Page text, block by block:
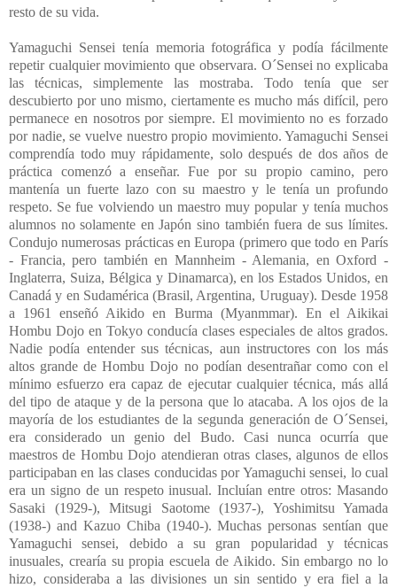
resto de su vida.
Yamaguchi Sensei tenía memoria fotográfica y podía fácilmente
repetir cualquier movimiento que observara. O´Sensei no explicaba
las técnicas, simplemente las mostraba. Todo tenía que ser
descubierto por uno mismo, ciertamente es mucho más difícil, pero
permanece en nosotros por siempre. El movimiento no es forzado
por nadie, se vuelve nuestro propio movimiento. Yamaguchi Sensei
comprendía todo muy rápidamente, solo después de dos años de
práctica comenzó a enseñar. Fue por su propio camino, pero
mantenía un fuerte lazo con su maestro y le tenía un profundo
respeto. Se fue volviendo un maestro muy popular y tenía muchos
alumnos no solamente en Japón sino también fuera de sus límites.
Condujo numerosas prácticas en Europa (primero que todo en París
- Francia, pero también en Mannheim - Alemania, en Oxford -
Inglaterra, Suiza, Bélgica y Dinamarca), en los Estados Unidos, en
Canadá y en Sudamérica (Brasil, Argentina, Uruguay). Desde 1958
a 1961 enseñó Aikido en Burma (Myanmmar). En el Aikikai
Hombu Dojo en Tokyo conducía clases especiales de altos grados.
Nadie podía entender sus técnicas, aun instructores con los más
altos grande de Hombu Dojo no podían desentrañar como con el
mínimo esfuerzo era capaz de ejecutar cualquier técnica, más allá
del tipo de ataque y de la persona que lo atacaba. A los ojos de la
mayoría de los estudiantes de la segunda generación de O´Sensei,
era considerado un genio del Budo. Casi nunca ocurría que
maestros de Hombu Dojo atendieran otras clases, algunos de ellos
participaban en las clases conducidas por Yamaguchi sensei, lo cual
era un signo de un respeto inusual. Incluían entre otros: Masando
Sasaki (1929-), Mitsugi Saotome (1937-), Yoshimitsu Yamada
(1938-) and Kazuo Chiba (1940-). Muchas personas sentían que
Yamaguchi sensei, debido a su gran popularidad y técnicas
inusuales, crearía su propia escuela de Aikido. Sin embargo no lo
hizo, consideraba a las divisiones un sin sentido y era fiel a la